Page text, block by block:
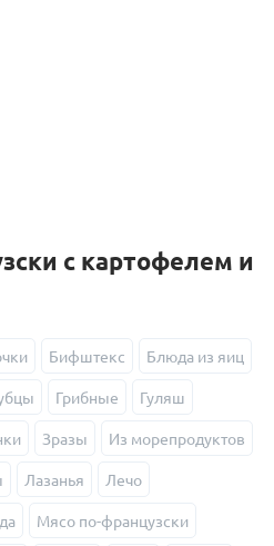
с картофелем и
Бифштекс Блюда из яиц
Грибные Гуляш
Зразы Из морепродуктов
Лазанья Лечо
Мясо по-французски